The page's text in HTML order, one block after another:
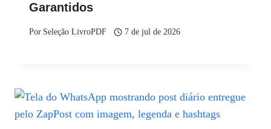
Garantidos
Por Seleção LivroPDF 7 de jul de 2026